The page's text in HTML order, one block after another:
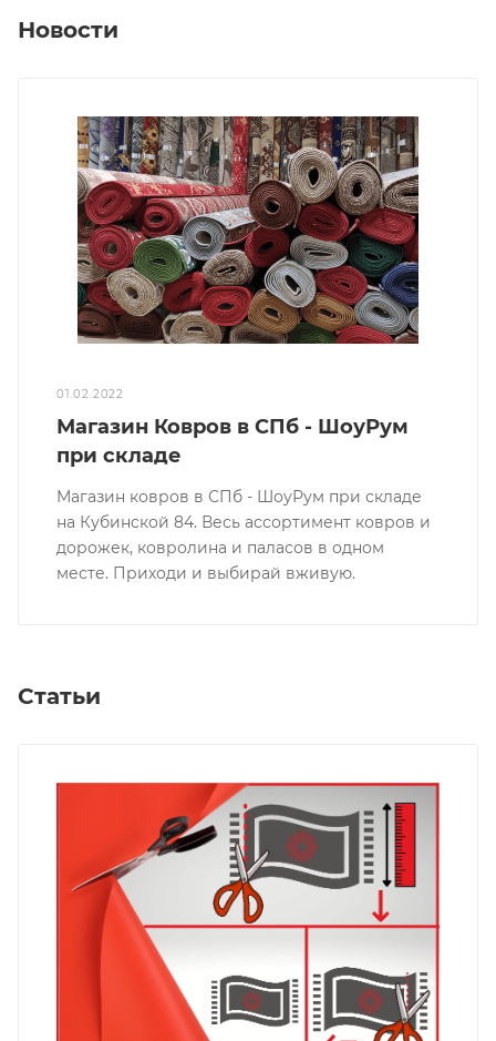
Новости
01.02.2022
Магазин Ковров в СПб - ШоуРум
при складе
Магазин ковров в СПб - ШоуРум при складе
на Кубинской 84. Весь ассортимент ковров и
дорожек, ковролина и паласов в одном
месте. Приходи и выбирай вживую.
Статьи